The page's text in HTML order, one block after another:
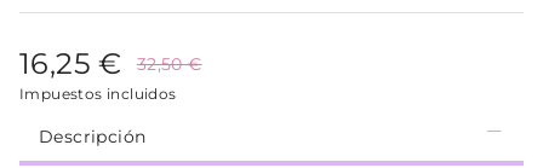
16,25 € 32,50 €
Impuestos incluidos
Descripción